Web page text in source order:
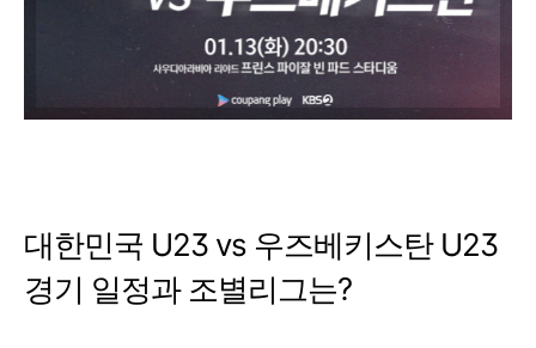
대한민국 U23 vs 우즈베키스탄 U23
경기 일정과 조별리그는?